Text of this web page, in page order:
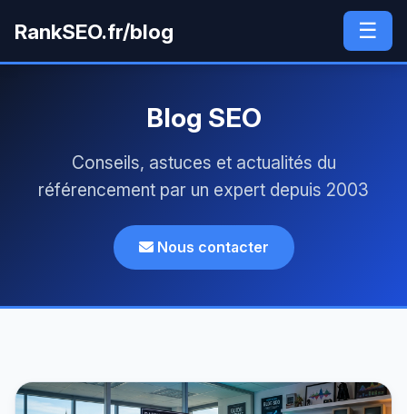
RankSEO.fr/blog ☰
Blog SEO
Conseils, astuces et actualités du
référencement par un expert depuis 2003
Nous contacter